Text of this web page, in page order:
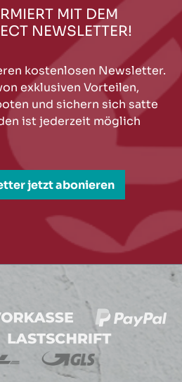
MIT DEM
NEWSLETTER!
kostenlosen Newsletter.
exklusiven Vorteilen,
und sichern sich satte
ist jederzeit möglich
jetzt abonieren